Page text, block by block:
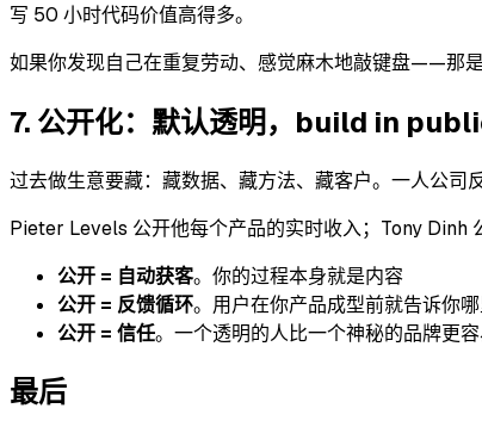
写 50 小时代码价值高得多。
如果你发现自己在重复劳动、感觉麻木地敲键盘——那是
7. 公开化：默认透明，build in
过去做生意要藏：藏数据、藏方法、藏客户。一人公
Pieter Levels 公开他每个产品的实时收入；Tony Dinh
公开 = 自动获客。你的过程本身就是内容
公开 = 反馈循环。用户在你产品成型前就告诉你
公开 = 信任。一个透明的人比一个神秘的品牌更
最后